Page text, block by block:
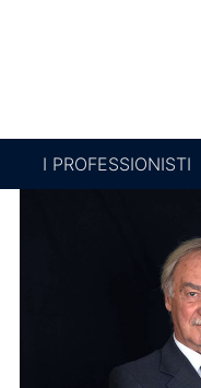
I PROFESSIONISTI